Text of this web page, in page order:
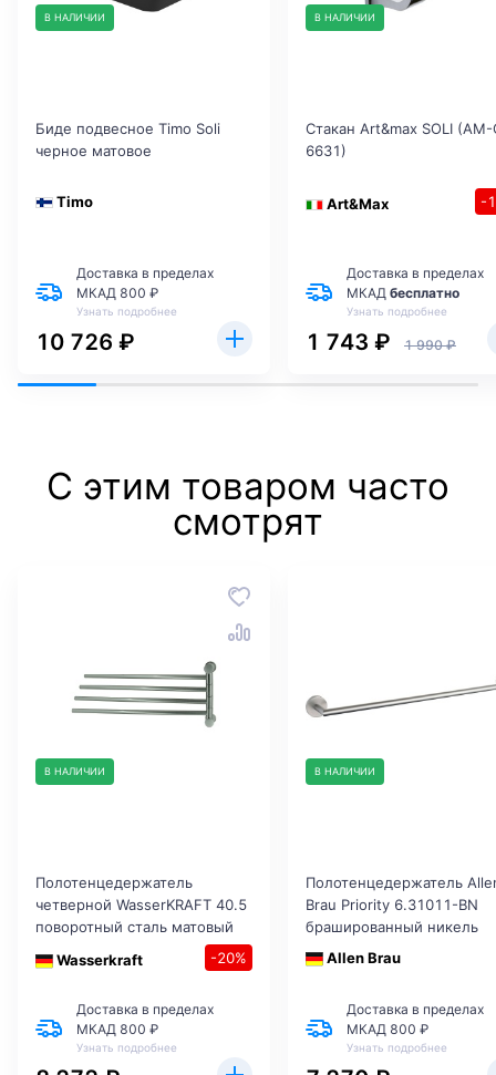
В НАЛИЧИИ
Биде подвесное Timo Soli
черное матовое
Timo
Доставка в пределах
МКАД 800 ₽
Узнать подробнее
10 726 ₽
В НАЛИЧИИ
Стакан Art&max SOLI
6631)
Art&Max -
Доставка в пределах
МКАД бесплатно
Узнать подробнее
1 743 ₽ 1 990 ₽
С этим товаром часто
смотрят
В НАЛИЧИИ
Полотенцедержатель
четверной WasserKRAFT 40.5
поворотный сталь матовый
Wasserkraft
-20%
Доставка в пределах
МКАД 800 ₽
Узнать подробнее
В НАЛИЧИИ
Полотенцедержатель
Brau Priority 6.31011-BN
брашированный никель
Allen Brau
Доставка в пределах
МКАД 800 ₽
Узнать подробнее